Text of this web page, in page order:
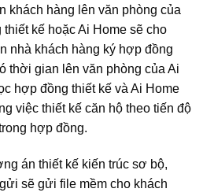
khách hàng lên văn phòng của
kế hoặc Ai Home sẽ cho
nhà khách hàng ký hợp đồng
thời gian lên văn phòng của Ai
hợp đồng thiết kế và Ai Home
việc thiết kế căn hộ theo tiến độ
hợp đồng.
án thiết kế kiến trúc sơ bộ,
sẽ gửi file mềm cho khách